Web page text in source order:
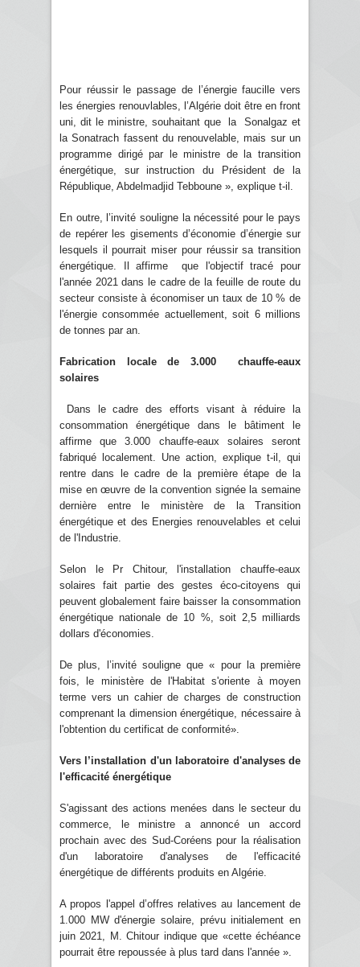
Pour réussir le passage de l’énergie faucille vers
les énergies renouvlables, l’Algérie doit être en front
uni, dit le ministre, souhaitant que la Sonalgaz et
la Sonatrach fassent du renouvelable, mais sur un
programme dirigé par le ministre de la transition
énergétique, sur instruction du Président de la
République, Abdelmadjid Tebboune », explique t-il.
En outre, l’invité souligne la nécessité pour le pays
de repérer les gisements d’économie d’énergie sur
lesquels il pourrait miser pour réussir sa transition
énergétique. Il affirme que l'objectif tracé pour
l'année 2021 dans le cadre de la feuille de route du
secteur consiste à économiser un taux de 10 % de
l'énergie consommée actuellement, soit 6 millions
de tonnes par an.
Fabrication locale de 3.000 chauffe-eaux
solaires
Dans le cadre des efforts visant à réduire la
consommation énergétique dans le bâtiment le
affirme que 3.000 chauffe-eaux solaires seront
fabriqué localement. Une action, explique t-il, qui
rentre dans le cadre de la première étape de la
mise en œuvre de la convention signée la semaine
dernière entre le ministère de la Transition
énergétique et des Energies renouvelables et celui
de l'Industrie.
Selon le Pr Chitour, l'installation chauffe-eaux
solaires fait partie des gestes éco-citoyens qui
peuvent globalement faire baisser la consommation
énergétique nationale de 10 %, soit 2,5 milliards
dollars d'économies.
De plus, l’invité souligne que « pour la première
fois, le ministère de l'Habitat s'oriente à moyen
terme vers un cahier de charges de construction
comprenant la dimension énergétique, nécessaire à
l'obtention du certificat de conformité».
Vers l’installation d'un laboratoire d'analyses de
l'efficacité énergétique
S'agissant des actions menées dans le secteur du
commerce, le ministre a annoncé un accord
prochain avec des Sud-Coréens pour la réalisation
d'un laboratoire d'analyses de l'efficacité
énergétique de différents produits en Algérie.
A propos l'appel d’offres relatives au lancement de
1.000 MW d'énergie solaire, prévu initialement en
juin 2021, M. Chitour indique que «cette échéance
pourrait être repoussée à plus tard dans l'année ».